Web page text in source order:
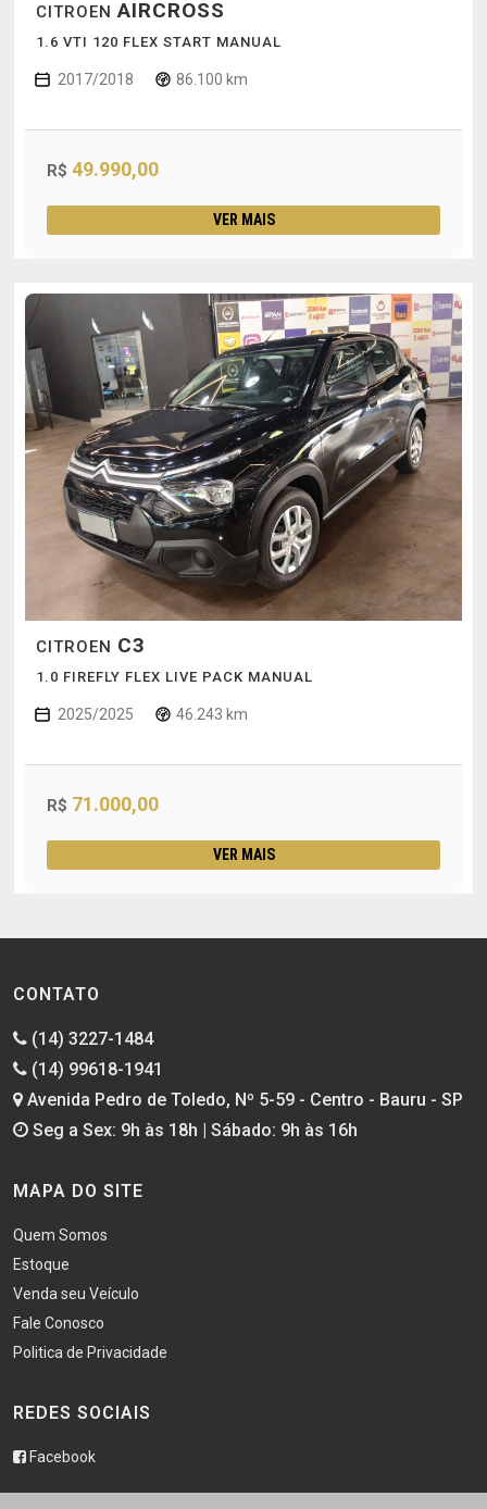
CITROENAIRCROSS
1.6 VTI 120 FLEX START MANUAL
2017/2018 86.100 km
R$ 49.990,00
VER MAIS
CITROEN C3
1.0 FIREFLY FLEX LIVE PACK MANUAL
2025/2025 46.243 km
R$ 71.000,00
VER MAIS
CONTATO
(14) 3227-1484
(14) 99618-1941
Avenida Pedro de Toledo, Nº 5-59 - Centro - Bauru - SP
Seg a Sex: 9h às 18h | Sábado: 9h às 16h
MAPA DO SITE
Quem Somos
Estoque
Venda seu Veículo
Fale Conosco
Politica de Privacidade
REDES SOCIAIS
Facebook